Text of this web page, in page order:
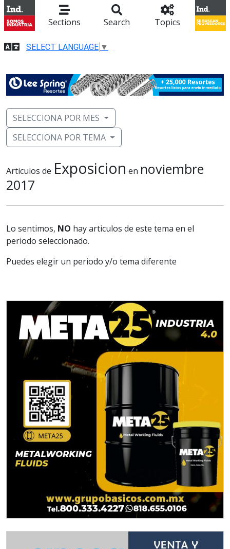
Sections Search Topics
SELECT LANGUAGE ▼
SELECCIONA POR MES
SELECCIONA POR TEMA
Articulos de Exposicion en noviembre
2017
Lo sentimos, NO hay articulos de este tema en el
periodo seleccionado.
Puedes elegir un periodo y/o tema diferente